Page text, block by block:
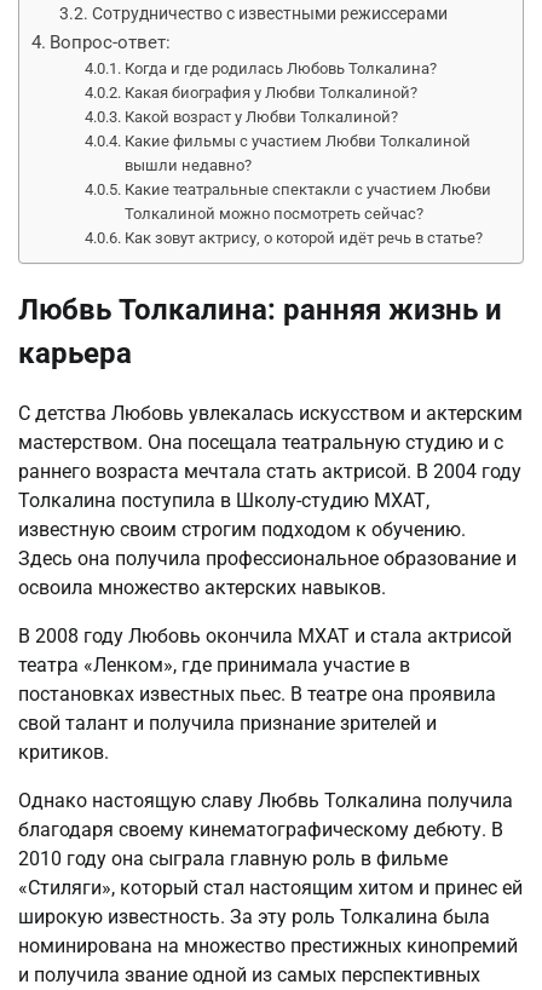
Сотрудничество с известными режиссерами
Вопрос-ответ:
Когда и где родилась Любовь Толкалина?
Какая биография у Любви Толкалиной?
Какой возраст у Любви Толкалиной?
Какие фильмы с участием Любви Толкалиной
вышли недавно?
Какие театральные спектакли с участием Любви
Толкалиной можно посмотреть сейчас?
Как зовут актрису, о которой идёт речь в статье?
Любвь Толкалина: ранняя жизнь и
карьера
С детства Любовь увлекалась искусством и актерским
мастерством. Она посещала театральную студию и с
раннего возраста мечтала стать актрисой. В 2004 году
Толкалина поступила в Школу-студию МХАТ,
известную своим строгим подходом к обучению.
Здесь она получила профессиональное образование и
освоила множество актерских навыков.
В 2008 году Любовь окончила МХАТ и стала актрисой
театра «Ленком», где принимала участие в
постановках известных пьес. В театре она проявила
свой талант и получила признание зрителей и
критиков.
Однако настоящую славу Любвь Толкалина получила
благодаря своему кинематографическому дебюту. В
2010 году она сыграла главную роль в фильме
«Стиляги», который стал настоящим хитом и принес ей
широкую известность. За эту роль Толкалина была
номинирована на множество престижных кинопремий
и получила звание одной из самых перспективных